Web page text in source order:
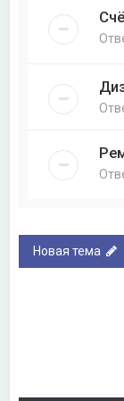
Новая тема